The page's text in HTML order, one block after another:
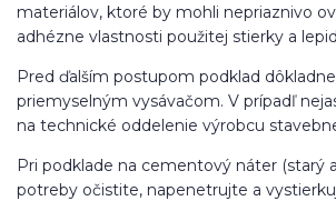
materiálov, ktoré by mohli nepriaznivo
adhézne vlastnosti použitej stierky a
Pred ďalším postupom podklad
priemyselným vysávačom. V prípadľ
na technické oddelenie výrobcu
Pri podklade na cementový náter (starý
potreby očistite, napenetrujte a